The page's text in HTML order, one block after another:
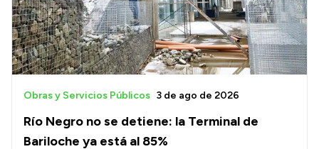
Río Negro no se detiene: la Terminal de
Bariloche ya está al 85%
Obras y Servicios Públicos 3 de ago de 2026